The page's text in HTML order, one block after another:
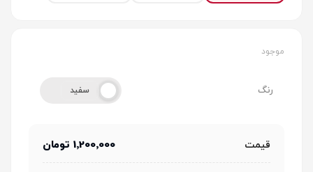
موجود
رنگ سفید
قیمت 1٬200٬000 تومان